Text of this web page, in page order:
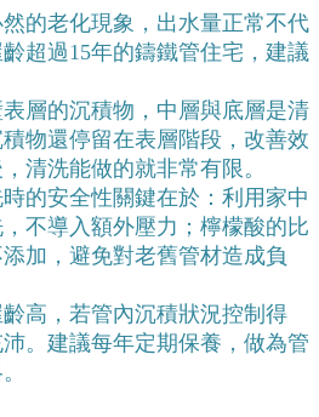
的老化現象，出水量正常不代
超過15年的鑄鐵管住宅，建議
層的沉積物，中層與底層是清
物還停留在表層階段，改善效
清洗能做的就非常有限。
的安全性關鍵在於：利用家中
不導入額外壓力；檸檬酸的比
加，避免對老舊管材造成負
高，若管內沉積狀況控制得
。建議每年定期保養，做為管